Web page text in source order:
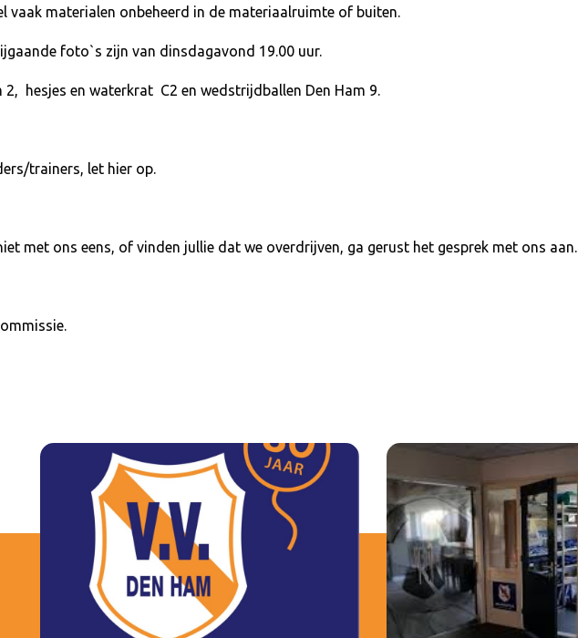
vaak materialen onbeheerd in de materiaalruimte of buiten.
foto`s zijn van dinsdagavond 19.00 uur.
2, hesjes en waterkrat C2 en wedstrijdballen Den Ham 9.
trainers, let hier op.
met ons eens, of vinden jullie dat we overdrijven, ga gerust het gesprek met ons aan.